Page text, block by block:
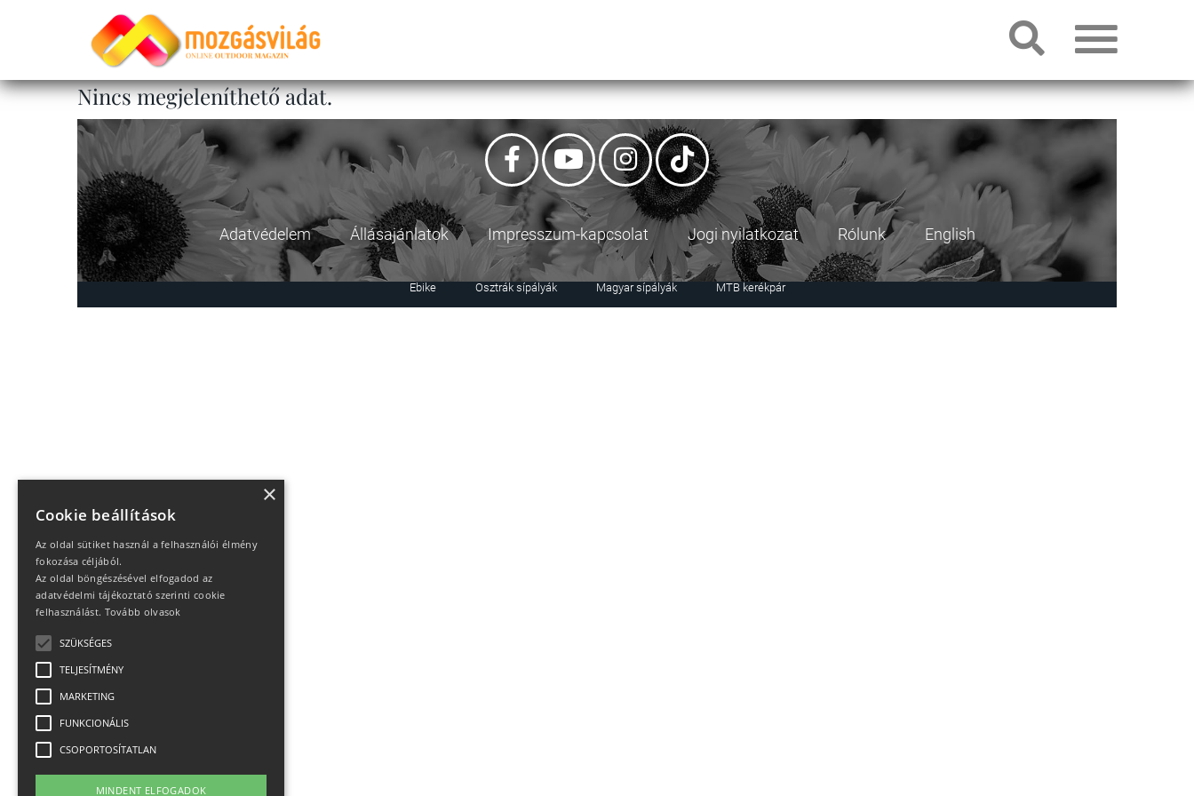
Nincs megjeleníthető adat.
Adatvédelem Állásajánlatok Impresszum-kapcsolat Jogi nyilatkozat Rólunk English
Ebike Osztrák sípályák Magyar sípályák MTB kerékpár
×
Cookie beállítások
Az oldal sütiket használ a felhasználói élmény
fokozása céljából.
Az oldal böngészésével elfogadod az
adatvédelmi tájékoztató szerinti cookie
felhasználást. Tovább olvasok
SZÜKSÉGES
TELJESÍTMÉNY
MARKETING
FUNKCIONÁLIS
CSOPORTOSÍTATLAN
MINDENT ELFOGADOK